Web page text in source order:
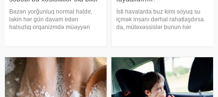
Bəzən yorğunluq normal haldır,
lakin hər gün davam edən
halsızlıq orqanizmdə müəyyən
qan azlığı, qalxanabənzər vəz
xəstəlikləri, şəkərl
İsti havalarda buz kimi soyuq su
içmək insanı dərhal rahatlaşdırsa
da, mütəxəssislər bunun hər
insanın kifayət qədə